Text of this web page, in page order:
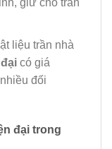
giữ cho trần
liệu trần nhà
có giá
đối
đại trong